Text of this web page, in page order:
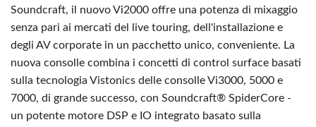
Soundcraft, il nuovo Vi2000 offre una potenza di mixaggio
senza pari ai mercati del live touring, dell'installazione e
degli AV corporate in un pacchetto unico, conveniente. La
nuova consolle combina i concetti di control surface basati
sulla tecnologia Vistonics delle consolle Vi3000, 5000 e
7000, di grande successo, con Soundcraft® SpiderCore -
un potente motore DSP e IO integrato basato sulla